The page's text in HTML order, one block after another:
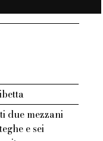
due mezzani
e sei